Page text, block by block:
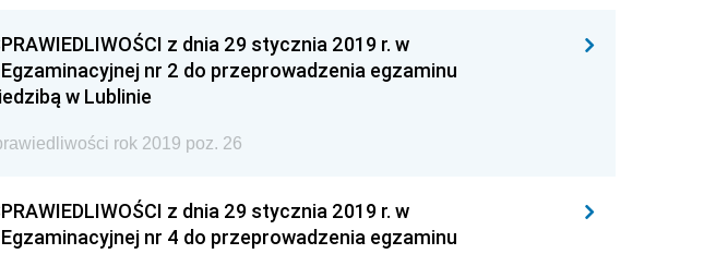
z dnia 29 stycznia 2019 r. w
nr 2 do przeprowadzenia egzaminu
w Lublinie
rok 2019 poz. 26
z dnia 29 stycznia 2019 r. w
nr 4 do przeprowadzenia egzaminu